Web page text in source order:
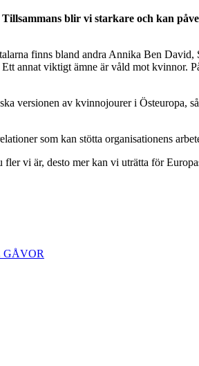
blir vi starkare och kan
finns bland andra Annika Ben David,
annat viktigt ämne är våld mot kvinnor.
versionen av kvinnojourer i Östeuropa,
som kan stötta organisationens
vi är, desto mer kan vi uträtta för
GÅVOR